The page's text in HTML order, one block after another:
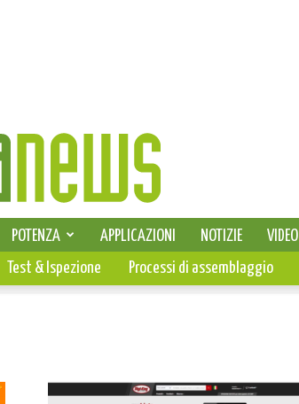
SELEZIONE DI ELETTRONICA
POTENZA APPLICAZIONI NOTIZIE
VIDEO
PCBTest & Ispezione Processi di assemblaggio